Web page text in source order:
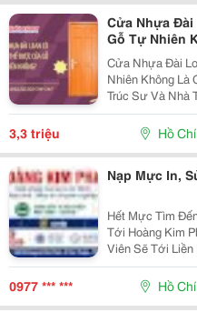
Cửa Nhựa
Gỗ Tự Nhiên
Cửa Nhựa Đài
Nhiên Không Là
Trúc Sư Và Nhà
Cửa Cho Các
Gỗ Tự Nhiên
Lực Lên...
3,3 triệu Hồ
Nạp Mực In,
Hết Mực Tìm Đến Hoàng
Tới Hoàng Kim Phát Chỉ Cần Bạn Gọi Đội
0977 *** *** Hồ